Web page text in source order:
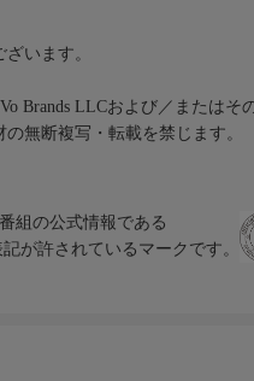
います。
Brands LLCおよび／またはそ
無断複写・転載を禁じます。
組の公式情報である
が許されているマークです。